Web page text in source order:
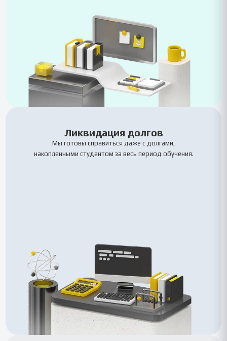
Ликвидация долгов
Мы готовы справиться даже с долгами,
накопленными студентом за весь период обучения.